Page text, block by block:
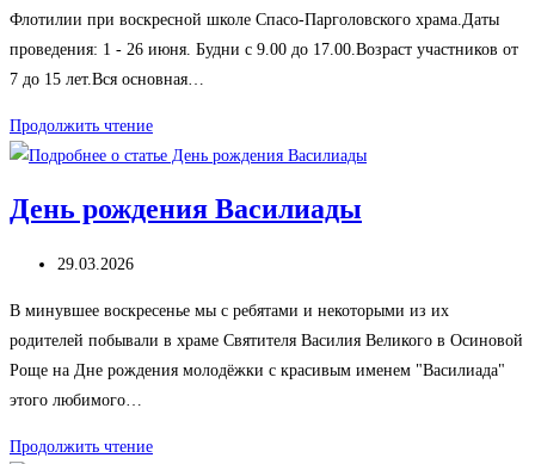
Флотилии при воскресной школе Спасо-Парголовского храма.Даты
проведения: 1 - 26 июня. Будни с 9.00 до 17.00.Возраст участников от
7 до 15 лет.Вся основная…
Продолжить чтениеОткрыта
регистрация
Летний
День рождения Василиады
Запись
29.03.2026
В минувшее воскресенье мы с ребятами и некоторыми из их
родителей побывали в храме Святителя Василия Великого в Осиновой
Роще на Дне рождения молодëжки с красивым именем "Василиада"
этого любимого…
Продолжить чтениеДень